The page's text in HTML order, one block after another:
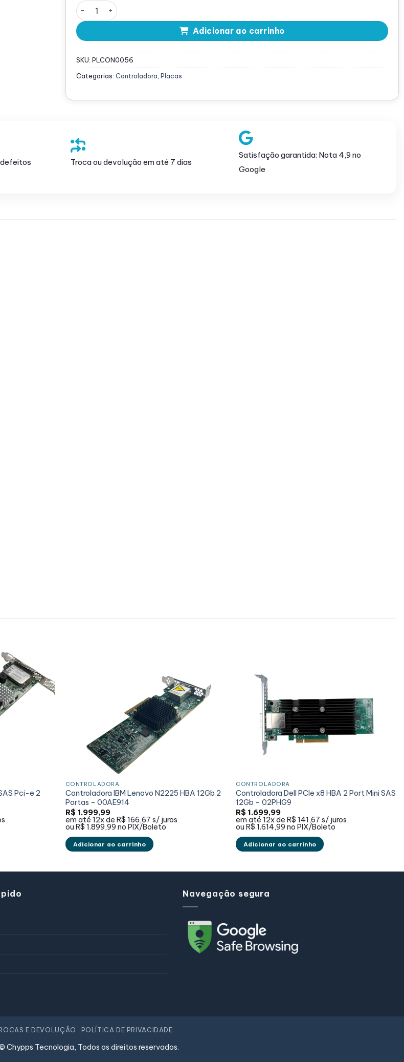
Controladora Dell Perc 5/e E2K-UCS-50 PCi-e SAS - 0M778G quantidade
Adicionar ao carrinho
SKU: PLCON0056
Categorias: Controladora Placas
Troca ou devolução em até 7 dias
Satisfação garantida: Nota 4,9 no
Google
Pci-e 2
CONTROLADORA
Controladora IBM Lenovo N2225 HBA 12Gb 2
Portas – 00AE914
R$ 1.999,99
em até 12x de R$ 166,67 s/ juros
ou R$ 1.899,99 no PIX/Boleto
Adicionar ao carrinho
CONTROLADORA
Controladora Dell PCIe x8 HBA 2 Port Mini SAS
12Gb – 02PHG9
R$ 1.699,99
em até12x de R$ 141,67 s/ juros
ouR$ 1.614,99no PIX/Boleto
Adicionar ao carrinho
Navegação segura
E DEVOLUÇÃO POLÍTICA DE PRIVACIDADE
Chypps Tecnologia, Todos os direitos reservados.